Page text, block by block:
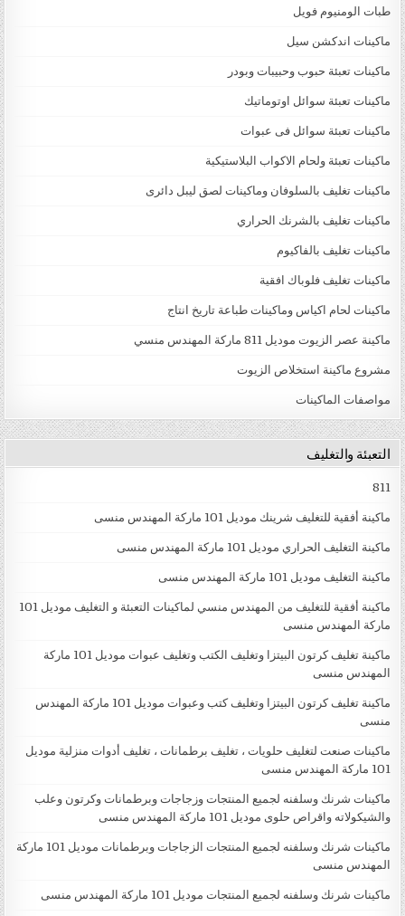
طبات الومنيوم فويل
ماكينات اندكشن سيل
ماكينات تعبئة حبوب وحبيبات وبودر
ماكينات تعبئة سوائل اوتوماتيك
ماكينات تعبئة سوائل فى عبوات
ماكينات تعبئة ولحام الاكواب البلاستيكية
ماكينات تغليف بالسلوفان وماكينات لصق ليبل دائرى
ماكينات تغليف بالشرنك الحراري
ماكينات تغليف بالفاكيوم
ماكينات تغليف فلوباك افقية
ماكينات لحام اكياس وماكينات طباعة تاريخ انتاج
ماكينة عصر الزيوت موديل 811 ماركة المهندس منسي
مشروع ماكينة استخلاص الزيوت
مواصفات الماكينات
التعبئة والتغليف
811
ماكينة أفقية للتغليف شرينك موديل 101 ماركة المهندس منسى
ماكينة التغليف الحراري موديل 101 ماركة المهندس منسى
ماكينة التغليف موديل 101 ماركة المهندس منسى
ماكينة أفقية للتغليف من المهندس منسي لماكينات التعبئة و التغليف موديل 101
ماركة المهندس منسى
ماكينة تغليف كرتون البيتزا وتغليف الكتب وتغليف عبوات موديل 101 ماركة
المهندس منسى
ماكينة تغليف كرتون البيتزا وتغليف كتب وعبوات موديل 101 ماركة المهندس
منسى
ماكينات صنعت لتغليف حلويات ، تغليف برطمانات ، تغليف أدوات منزلية موديل
101 ماركة المهندس منسى
ماكينات شرنك وسلفنه لجميع المنتجات وزجاجات وبرطمانات وكرتون وعلب
والشيكولاته واقراص حلوى موديل 101 ماركة المهندس منسى
ماكينات شرنك وسلفنه لجميع المنتجات الزجاجات وبرطمانات موديل 101 ماركة
المهندس منسى
ماكينات شرنك وسلفنه لجميع المنتجات موديل 101 ماركة المهندس منسى